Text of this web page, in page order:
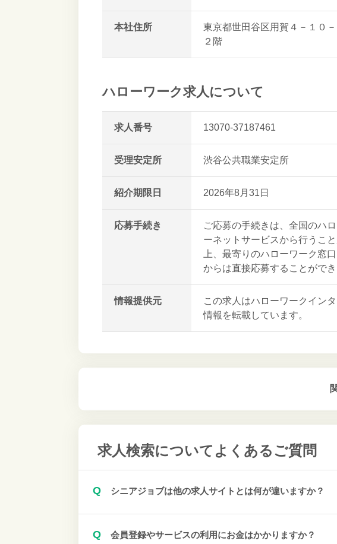
本社住所
東京都世田谷区用賀４－１０
２階
ハローワーク求人について
求人番号 13070-37187461
受理安定所 渋谷公共職業安定所
紹介期限日 2026年8月31日
応募手続き
ご応募の手続きは、全国のハ
ーネットサービスから行うこ
上、最寄りのハローワーク窓
からは直接応募することがで
情報提供元
この求人はハローワークイン
情報を転載しています。
求人検索について よくあるご質問
Q シニアジョブは他の求人サイトとは何が違いますか？
Q 会員登録やサービスの利用にお金はかかりますか？